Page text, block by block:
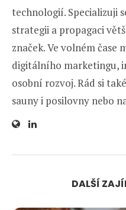
technologií. Specializuji
strategii a propagaci
značek. Ve volném čase
digitálního marketingu,
osobní rozvoj. Rád si
sauny i posilovny nebo
DALŠÍ